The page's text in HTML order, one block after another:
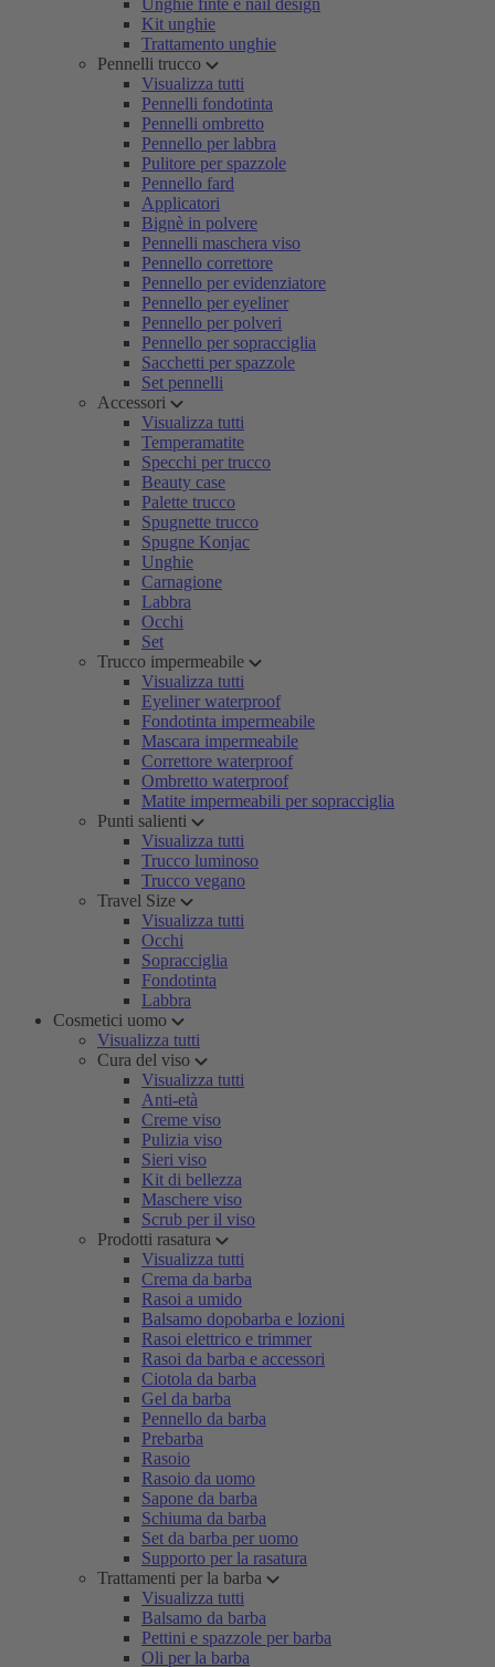
Unghie finte e nail design
Kit unghie
Trattamento unghie
Pennelli trucco
Visualizza tutti
Pennelli fondotinta
Pennelli ombretto
Pennello per labbra
Pulitore per spazzole
Pennello fard
Applicatori
Bignè in polvere
Pennelli maschera viso
Pennello correttore
Pennello per evidenziatore
Pennello per eyeliner
Pennello per polveri
Pennello per sopracciglia
Sacchetti per spazzole
Set pennelli
Accessori
Visualizza tutti
Temperamatite
Specchi per trucco
Beauty case
Palette trucco
Spugnette trucco
Spugne Konjac
Unghie
Carnagione
Labbra
Occhi
Set
Trucco impermeabile
Visualizza tutti
Eyeliner waterproof
Fondotinta impermeabile
Mascara impermeabile
Correttore waterproof
Ombretto waterproof
Matite impermeabili per sopracciglia
Punti salienti
Visualizza tutti
Trucco luminoso
Trucco vegano
Travel Size
Visualizza tutti
Occhi
Sopracciglia
Fondotinta
Labbra
Cosmetici uomo
Visualizza tutti
Cura del viso
Visualizza tutti
Anti-età
Creme viso
Pulizia viso
Sieri viso
Kit di bellezza
Maschere viso
Scrub per il viso
Prodotti rasatura
Visualizza tutti
Crema da barba
Rasoi a umido
Balsamo dopobarba e lozioni
Rasoi elettrico e trimmer
Rasoi da barba e accessori
Ciotola da barba
Gel da barba
Pennello da barba
Prebarba
Rasoio
Rasoio da uomo
Sapone da barba
Schiuma da barba
Set da barba per uomo
Supporto per la rasatura
Trattamenti per la barba
Visualizza tutti
Balsamo da barba
Pettini e spazzole per barba
Oli per la barba